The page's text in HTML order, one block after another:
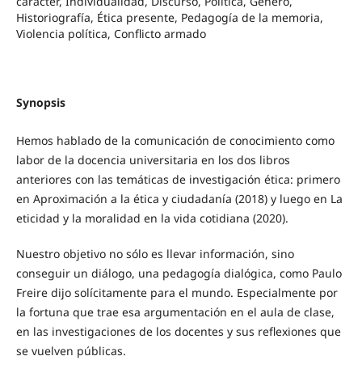
Historiografía, Ética presente, Pedagogía de la memoria,
Violencia política, Conflicto armado
Synopsis
Hemos hablado de la comunicación de conocimiento como
labor de la docencia universitaria en los dos libros
anteriores con las temáticas de investigación ética: primero
en Aproximación a la ética y ciudadanía (2018) y luego en La
eticidad y la moralidad en la vida cotidiana (2020).
Nuestro objetivo no sólo es llevar información, sino
conseguir un diálogo, una pedagogía dialógica, como Paulo
Freire dijo solícitamente para el mundo. Especialmente por
la fortuna que trae esa argumentación en el aula de clase,
en las investigaciones de los docentes y sus reflexiones que
se vuelven públicas.